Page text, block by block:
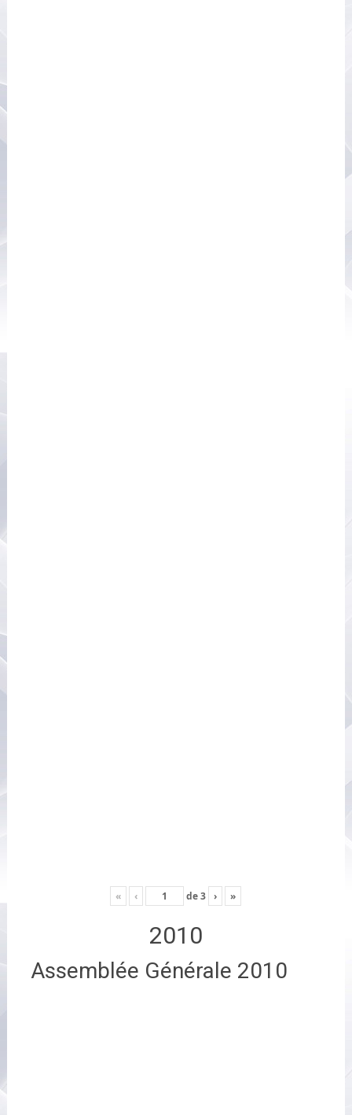
« ‹ de3 › »
2010
Assemblée Générale 2010